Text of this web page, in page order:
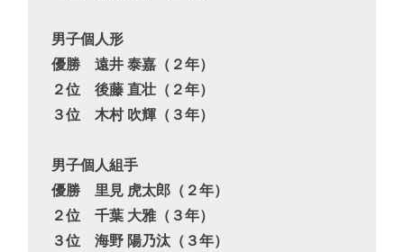
男子個人形
優勝　遠井 泰嘉（２年）
２位　後藤 直壮（２年）
３位　木村 吹輝（３年）
男子個人組手
優勝　里見 虎太郎（２年）
２位　千葉 大雅（３年）
３位　海野 陽乃汰（３年）